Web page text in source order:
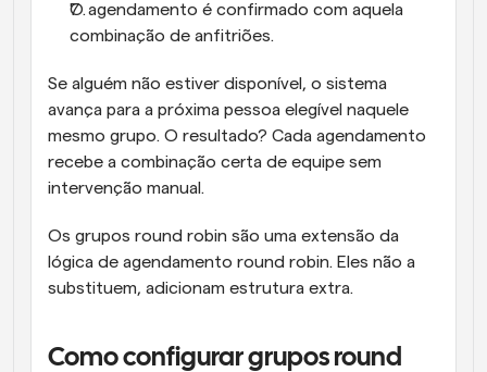
O agendamento é confirmado com aquela
combinação de anfitriões.
Se alguém não estiver disponível, o sistema
avança para a próxima pessoa elegível naquele
mesmo grupo. O resultado? Cada agendamento
recebe a combinação certa de equipe sem
intervenção manual.
Os grupos round robin são uma extensão da
lógica de agendamento round robin. Eles não a
substituem, adicionam estrutura extra.
Como configurar grupos round